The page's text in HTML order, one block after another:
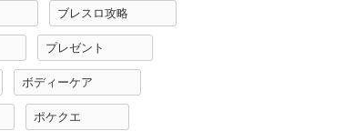
ブレスロ攻略
プレゼント
ボディーケア
ポケクエ